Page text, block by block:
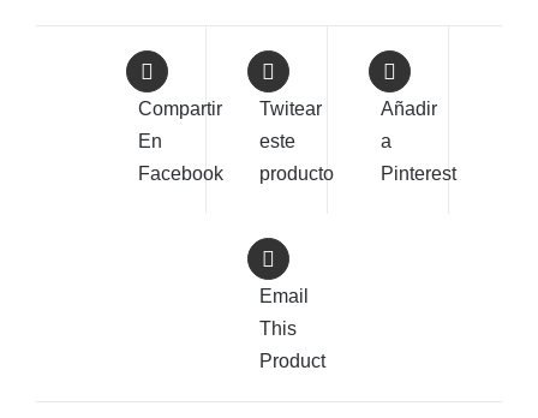
Compartir
En
Facebook
Twitear
este
producto
Añadir
a
Pinterest
Email
This
Product